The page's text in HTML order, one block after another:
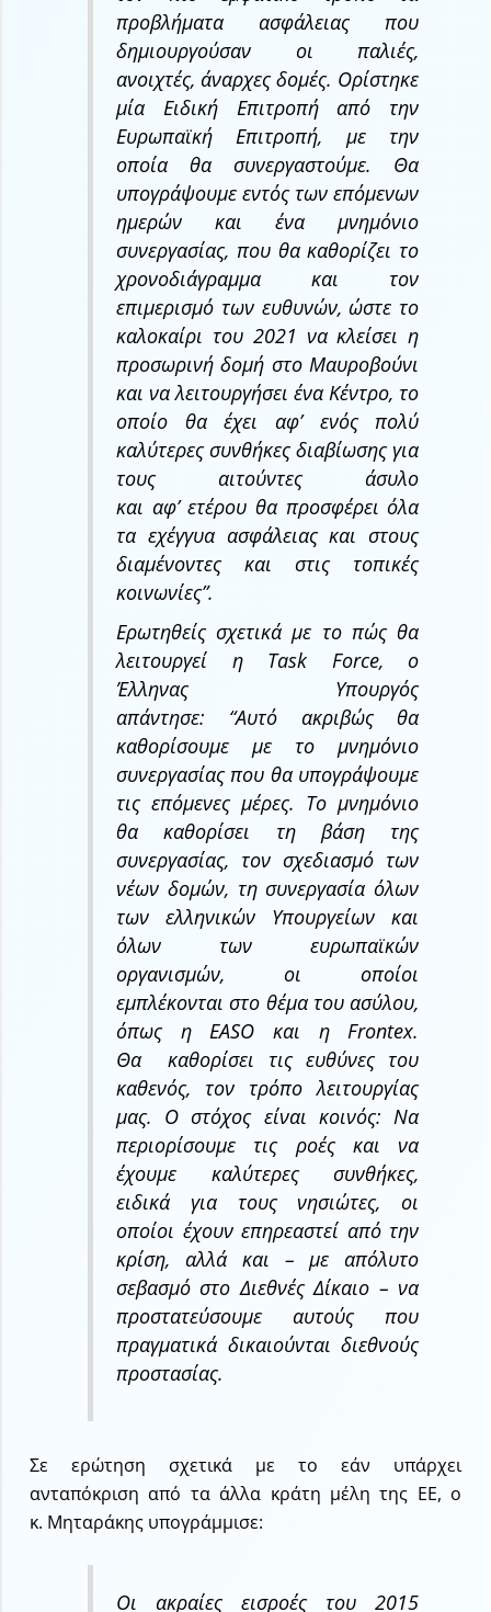
προβλήματα ασφάλειας που
δημιουργούσαν οι παλιές,
ανοιχτές, άναρχες δομές. Ορίστηκε
μία Ειδική Επιτροπή από την
Ευρωπαϊκή Επιτροπή, με την
οποία θα συνεργαστούμε. Θα
υπογράψουμε εντός των επόμενων
ημερών και ένα μνημόνιο
συνεργασίας, που θα καθορίζει το
χρονοδιάγραμμα και τον
επιμερισμό των ευθυνών, ώστε το
καλοκαίρι του 2021 να κλείσει η
προσωρινή δομή στο Μαυροβούνι
και να λειτουργήσει ένα Κέντρο, το
οποίο θα έχει αφ’ ενός πολύ
καλύτερες συνθήκες διαβίωσης για
τους αιτούντες άσυλο
και αφ’ ετέρου θα προσφέρει όλα
τα εχέγγυα ασφάλειας και στους
διαμένοντες και στις τοπικές
κοινωνίες”.
Ερωτηθείς σχετικά με το πώς θα
λειτουργεί η Task Force, ο
Έλληνας Υπουργός
απάντησε: “Αυτό ακριβώς θα
καθορίσουμε με το μνημόνιο
συνεργασίας που θα υπογράψουμε
τις επόμενες μέρες. Το μνημόνιο
θα καθορίσει τη βάση της
συνεργασίας, τον σχεδιασμό των
νέων δομών, τη συνεργασία όλων
των ελληνικών Υπουργείων και
όλων των ευρωπαϊκών
οργανισμών, οι οποίοι
εμπλέκονται στο θέμα του ασύλου,
όπως η EASO και η Frontex.
Θα καθορίσει τις ευθύνες του
καθενός, τον τρόπο λειτουργίας
μας. Ο στόχος είναι κοινός: Να
περιορίσουμε τις ροές και να
έχουμε καλύτερες συνθήκες,
ειδικά για τους νησιώτες, οι
οποίοι έχουν επηρεαστεί από την
κρίση, αλλά και – με απόλυτο
σεβασμό στο Διεθνές Δίκαιο – να
προστατεύσουμε αυτούς που
πραγματικά δικαιούνται διεθνούς
προστασίας.
Σε ερώτηση σχετικά με το εάν υπάρχει
ανταπόκριση από τα άλλα κράτη μέλη της ΕΕ, ο
κ. Μηταράκης υπογράμμισε:
Οι ακραίες εισροές του 2015